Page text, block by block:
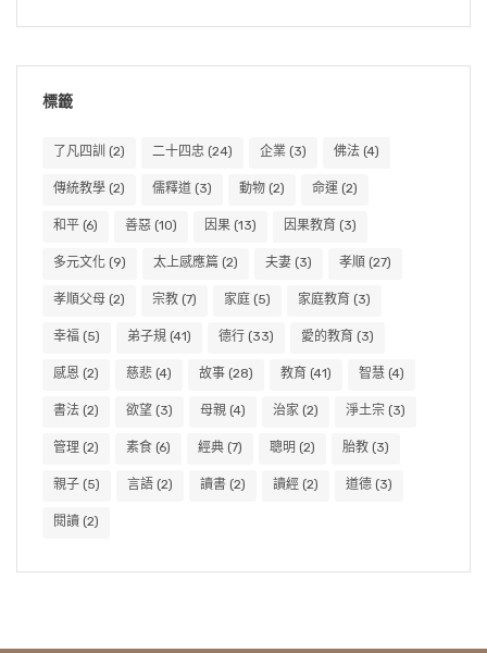
標籤
了凡四訓 (2) 二十四忠 (24) 企業 (3) 佛法 (4)
傳統教學 (2) 儒釋道 (3) 動物 (2) 命運 (2)
和平 (6) 善惡 (10) 因果 (13) 因果教育 (3)
多元文化 (9) 太上感應篇 (2) 夫妻 (3) 孝順 (27)
孝順父母 (2) 宗教 (7) 家庭 (5) 家庭教育 (3)
幸福 (5) 弟子規 (41) 德行 (33) 愛的教育 (3)
感恩 (2) 慈悲 (4) 故事 (28) 教育 (41) 智慧 (4)
書法 (2) 欲望 (3) 母親 (4) 治家 (2) 淨土宗 (3)
管理 (2) 素食 (6) 經典 (7) 聰明 (2) 胎教 (3)
親子 (5) 言語 (2) 讀書 (2) 讀經 (2) 道德 (3)
閱讀 (2)